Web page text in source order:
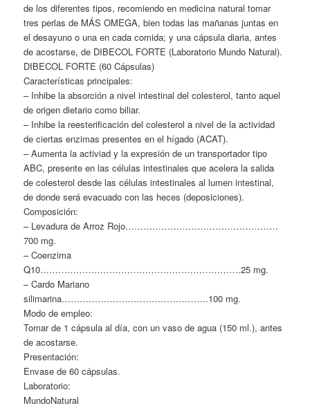
de los diferentes tipos, recomiendo en medicina natural tomar
tres perlas de MÁS OMEGA, bien todas las mañanas juntas en
el desayuno o una en cada comida; y una cápsula diaria, antes
de acostarse, de DIBECOL FORTE (Laboratorio Mundo Natural).
DIBECOL FORTE (60 Cápsulas)
Características principales:
– Inhibe la absorción a nivel intestinal del colesterol, tanto aquel
de origen dietario como biliar.
– Inhibe la reesterificación del colesterol a nivel de la actividad
de ciertas enzimas presentes en el hígado (ACAT).
– Aumenta la activiad y la expresión de un transportador tipo
ABC, presente en las células intestinales que acelera la salida
de colesterol desde las células intestinales al lumen intestinal,
de donde será evacuado con las heces (deposiciones).
Composición:
– Levadura de Arroz Rojo……………………………………………
700 mg.
– Coenzima
Q10………………………………………………………….25 mg.
– Cardo Mariano
silimarina………………………………………….100 mg.
Modo de empleo:
Tomar de 1 cápsula al día, con un vaso de agua (150 ml.), antes
de acostarse.
Presentación:
Envase de 60 cápsulas.
Laboratorio:
MundoNatural